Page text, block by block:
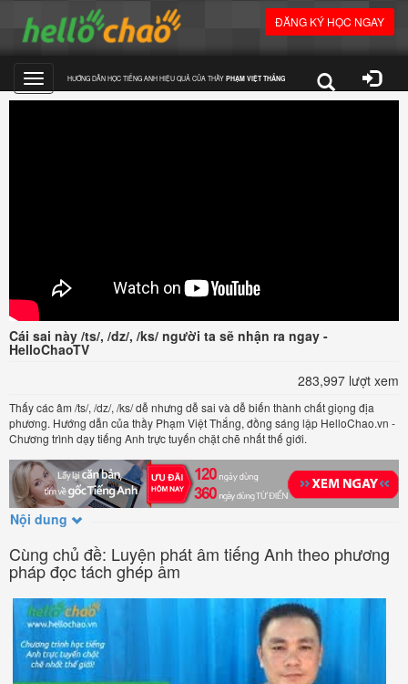
ĐĂNG KÝ HỌC NGAY
Toggle
HƯỚNG DẪN HỌC TIẾNG ANH HIỆU QUẢ CỦA THẦY PHẠM VIỆT THẮNG
Cái sai này /ts/, /dz/, /ks/ người ta sẽ nhận ra ngay -
HelloChaoTV
283,997 lượt xem
Thấy các âm /ts/, /dz/, /ks/ dễ nhưng dễ sai và dễ biến thành chất giọng địa
phương. Hướng dẫn của thầy Phạm Việt Thắng, đồng sáng lập HelloChao.vn -
Chương trình dạy tiếng Anh trực tuyến chặt chẽ nhất thế giới.
Nội dung
Cùng chủ đề: Luyện phát âm tiếng Anh theo phương
pháp đọc tách ghép âm